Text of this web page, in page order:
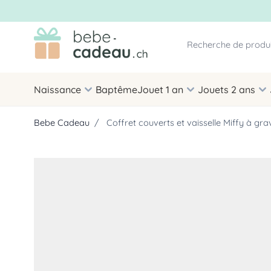
Allez au contenu
Naissance BaptêmeJouet 1 an Jouets 2 ans
Bebe Cadeau / Coffret couverts et vaisselle Miffy à